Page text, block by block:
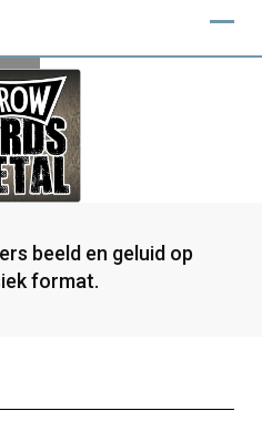
beeld en geluid op
format.